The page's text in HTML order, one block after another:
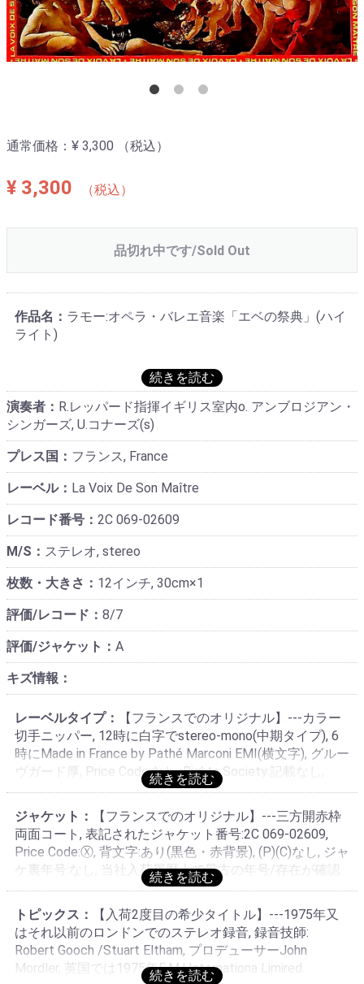
通常価格： ¥ 3,300 （税込）
¥ 3,300 （税込）
品切れ中です/Sold Out
作品名： ラモー:オペラ・バレエ音楽「エベの祭典」(ハイ
ライト)
演奏者： R.レッパード指揮イギリス室内o. アンブロジアン・
シンガーズ, U.コナーズ(s)
プレス国： フランス, France
レーベル： La Voix De Son Maître
レコード番号： 2C 069-02609
M/S： ステレオ, stereo
枚数・大きさ： 12インチ, 30cm×1
評価/レコード： 8/7
評価/ジャケット： A
キズ情報：
レーベルタイプ：
【フランスでのオリジナル】---カラー
切手ニッパー, 12時に白字でstereo-mono(中期タイプ), 6
時にMade in France by Pathé Marconi EMI(横文字), グルー
ヴガード厚, Price Code:なし, Rights Society:記載なし,
(P)1975, スタンパー/マトリクス:02609 A 21B/02609 B
21C (ラウンド小文字スタンパー・Pathéタイプ), EMIグル
ープ・La Voix De Son Maîtreのステレオ製造を示すレコ
ード番号の下5桁で始まるフランス型フランス専用マトリ
クス使用, 補助マトリクス:ラウンドMスタンパー・M6
323222 4/M6 323685 4, 再補助マトリクス:なし・パテキ
Pathéプレス, 1970年代製造のスタンパーによる1975年製
造分, 旧番号存在せず, 白SCニッパーレーベル存在せず, こ
れより古いレーベル存在せず, フランスでの最古レーベ
ル・最古プレスである, 更に古いマトリクス存在するか不
ジャケット：
【フランスでのオリジナル】---三方開赤枠
両面コート, 表記されたジャケット番号:2C 069-02609,
Price Code:Ⓧ, 背文字:あり(黒色・赤背景), (P)(C)なし, ジャ
ケ裏年号:なし, 当社入荷履歴上で最古の年号/存在が確認
された年号:不明(年号記載ないがフランスでは当ジャケッ
トである), 製作:Les Industries Musicales Et Electriques
Pathé Marcon. Paris, 印刷:Imprimerie Offset France, フラ
ンスでこれより古いタイプ存在せず, フランスでのオリジ
ナル, original in Fr.
トピックス：
【入荷2度目の希少タイトル】---1975年又
はそれ以前のロンドンでのステレオ録音, 録音技師:
Robert Gooch /Stuart Eltham, プロデューサーJohn
Mordler, 英国では1975年E.M.I.Internationa Limired.